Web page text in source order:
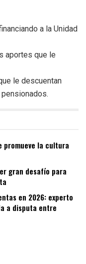
a la Unidad
aportes que le
le descuentan
promueve la cultura
gran desafío para
en 2026: experto
a disputa entre